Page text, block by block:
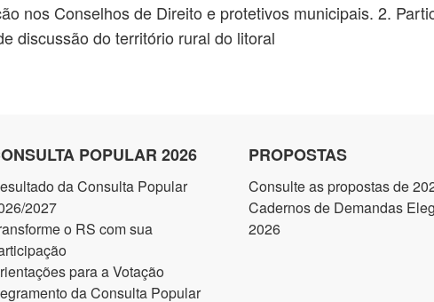
nos Conselhos de Direito e protetivos municipais. 2.
discussão do território rural do litoral
POPULAR 2026
da Consulta Popular
2027
o RS com sua
para a Votação
da Consulta Popular
PROPOSTAS
Consulte as propostas de
Cadernos de Demandas
2026